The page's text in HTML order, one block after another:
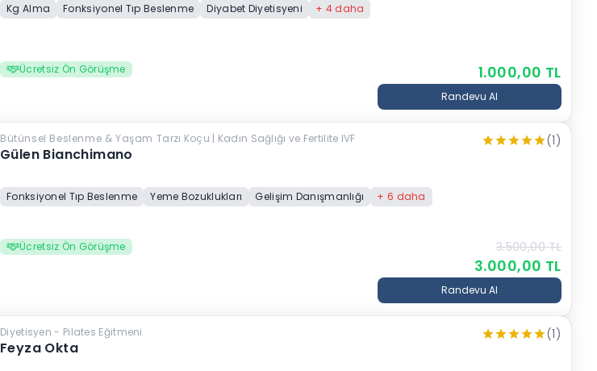
Kg Alma Fonksiyonel Tıp Beslenme Diyabet Diyetisyeni + 4daha
Ücretsiz Ön Görüşme 1.000,00 TL
Randevu Al
Gülen Bianchimano
Bütünsel Beslenme & Yaşam Tarzı Koçu | Kadın Sağlığı ve Fertilite IVF (1)
Fonksiyonel Tıp Beslenme Yeme Bozuklukları Gelişim Danışmanlığı + 6 daha
Ücretsiz Ön Görüşme 3.500,00 TL
3.000,00 TL
Randevu Al
Feyza Okta
Diyetisyen - Pilates Eğitmeni (1)